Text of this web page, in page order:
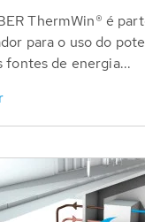
ThermWin® é
para o uso do
fontes de energia...